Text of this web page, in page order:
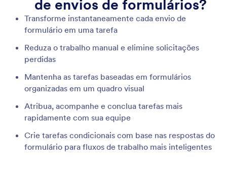
Ativar/Desativar Formulários